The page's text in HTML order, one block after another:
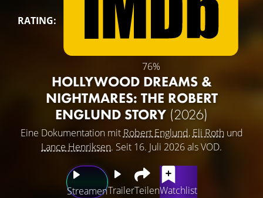
RATING:
76%
HOLLYWOOD DREAMS &
NIGHTMARES: THE ROBERT
ENGLUND STORY (2026)
Eine Dokumentation mit Robert Englund, Eli Rothund
Lance Henriksen. Seit 16. Juli 2026 als VOD.
StreamenTrailerTeilenWatchlist